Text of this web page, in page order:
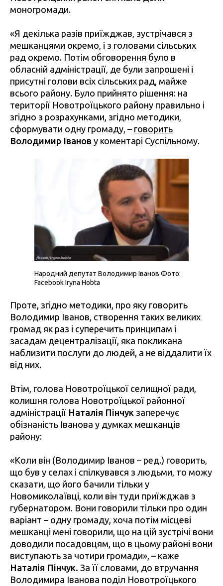
моногромади.
«Я декілька разів приїжджав, зустрічався з
мешканцями окремо, і з головами сільських
рад окремо. Потім обговорення було в
обласній адміністрації, де були запрошені і
присутні голови всіх сільських рад, майже
всього району. Було прийнято рішення: на
території Новотроїцького району правильно і
згідно з розрахунками, згідно методики,
сформувати одну громаду, – говорить
Володимир Іванов у коментарі Суспільному.
Народний депутат Володимир Іванов Фото:
Facebook Iryna Hobta
Проте, згідно методики, про яку говорить
Володимир Іванов, створення таких великих
громад як раз і суперечить принципам і
засадам децентралізації, яка покликана
наблизити послуги до людей, а не віддалити їх
від них.
Втім, голова Новотроїцької селищної ради,
колишня голова Новотроїцької районної
адміністрації Наталія Пінчук заперечує
обізнаність Іванова у думках мешканців
району:
«Коли він (Володимир Іванов – ред.) говорить,
що був у селах і спілкувався з людьми, то можу
сказати, що його бачили тільки у
Новомиколаївці, коли він туди приїжджав з
губернатором. Вони говорили тільки про один
варіант – одну громаду, хоча потім місцеві
мешканці мені говорили, що на цій зустрічі вони
доводили посадовцям, що в цьому районі вони
виступають за чотири громади», – каже
Наталія Пінчук. За її словами, до втручання
Володимира Іванова поділ Новотроїцького